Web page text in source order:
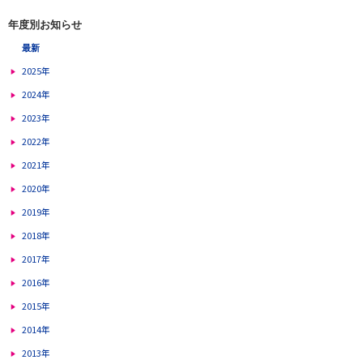
年度別お知らせ
最新
2025年
2024年
2023年
2022年
2021年
2020年
2019年
2018年
2017年
2016年
2015年
2014年
2013年